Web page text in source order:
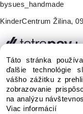
bysues_handmade
KinderCentrum Žilina,
Táto stránka
ďalšie technológie
vášho zážitku z
zobrazovanie
na analýzu
Viac informácií